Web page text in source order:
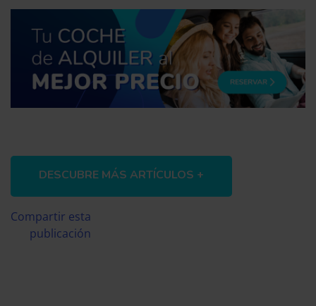
DESCUBRE MÁS ARTÍCULOS +
Compartir esta
publicación